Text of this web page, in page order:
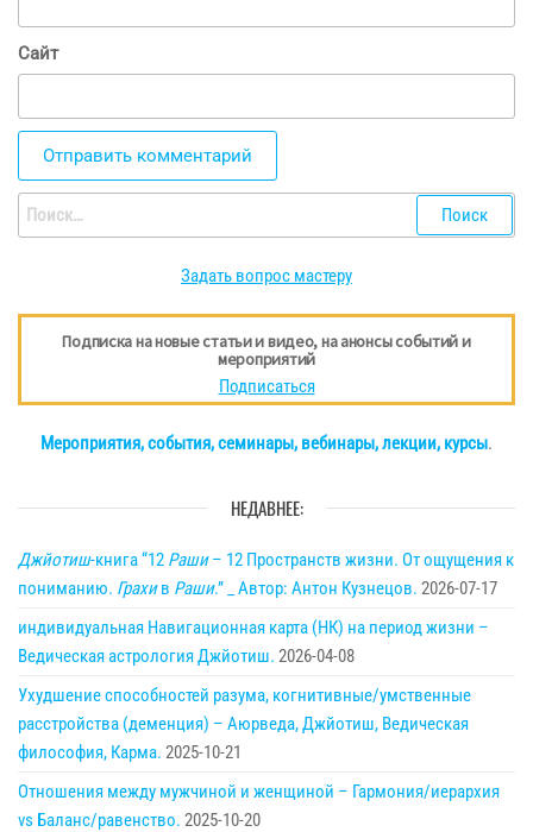
Сайт
Найти:
Задать вопрос мастеру
Подписка на новые статьи и видео, на анонсы событий и
мероприятий
Подписаться
Мероприятия, события, семинары, вебинары, лекции, курсы.
НЕДАВНЕЕ:
Джйотиш-книга “12 Раши– 12 Пространств жизни. От ощущения к
пониманию. Грахив Раши.” _ Автор: Антон Кузнецов. 2026-07-17
индивидуальная Навигационная карта (НК) на период жизни –
Ведическая астрология Джйотиш. 2026-04-08
Ухудшение способностей разума, когнитивные/умственные
расстройства (деменция) – Аюрведа, Джйотиш, Ведическая
философия, Карма. 2025-10-21
Отношения между мужчиной и женщиной – Гармония/иерархия
vs Баланс/равенство. 2025-10-20